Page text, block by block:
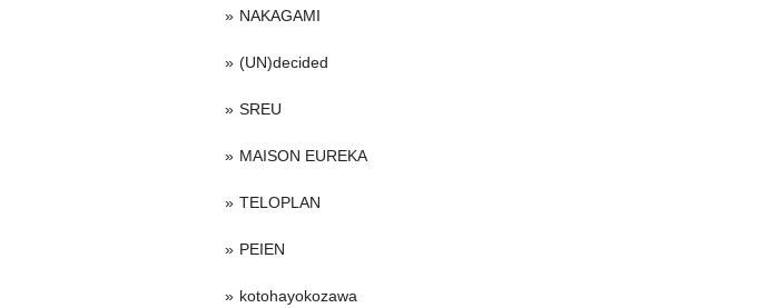
NAKAGAMI
(UN)decided
SREU
MAISON EUREKA
TELOPLAN
PEIEN
kotohayokozawa